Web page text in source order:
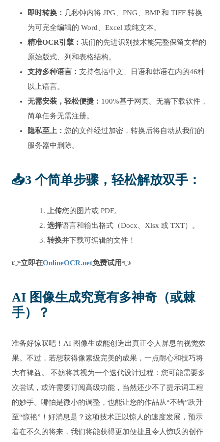
即时转换： 几秒钟内将 JPG、PNG、BMP 和 TIFF 转换
为可完全编辑的 Word、Excel 或纯文本。
精准OCR引擎： 我们的先进识别技术能完整保留文档的
原始版式、列和表格结构。
支持多种语言： 支持包括中文、日语和韩语在内的46种
以上语言。
无需安装，轻松便捷： 100%基于网页。无需下载软件，
简单任务无需注册。
隐私至上： 您的文件经过加密，转换后将自动从我们的
服务器中删除。
📥3 个简单步骤，轻松解放双手 ：
上传您的图片或 PDF。
选择语言和输出格式（Docx、Xlsx 或 TXT）。
转换并下载可编辑的文件！
👉立即在OnlineOCR.net免费试用👈
AI 图像生成究竟有多神奇（或棘
手）？
准备好惊叹吧！AI 图像生成能创造出真正令人屏息的视觉效
果。不过，若想获得像素级完美的成果，一点耐心和技巧将
大有裨益。 不妨将其视为一个迭代设计过程：您可能需要多
次尝试，或许需要订阅高级功能，当然还少不了提示词工程
的妙手。哪怕是微小的调整，也能让您的作品从“不错”跃升
至“惊艳”！好消息是？这项技术正以惊人的速度发展，预示
着在不久的将来，我们将能获得更加便捷且令人惊叹的创作